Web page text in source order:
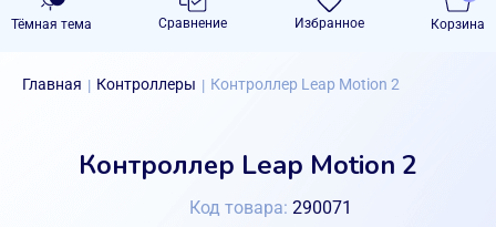
Тёмная тема Сравнение Избранное Корзина
Главная | Контроллеры | Контроллер Leap Motion 2
Контроллер Leap Motion 2
Код товара: 290071